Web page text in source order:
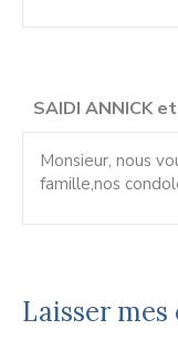
SAIDI ANNICK
Monsieur, nous
famille,nos
Laisser mes